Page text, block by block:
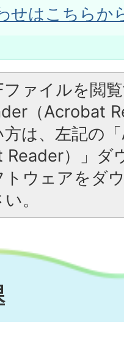
せはこちらか
ファイルを閲
（Acrobat
は、左記の
）」ダ
トウェアをダ
。